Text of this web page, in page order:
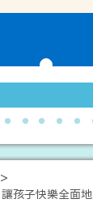
孩子快樂全面